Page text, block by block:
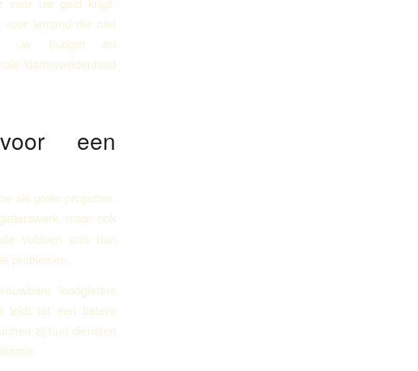
iemand die niet
uw budget en
klanttevredenheid
een
als grote projecten.
maar ook
voldoen aan hun
problemen.
loodgieters
leidt tot een betere
zij hun diensten